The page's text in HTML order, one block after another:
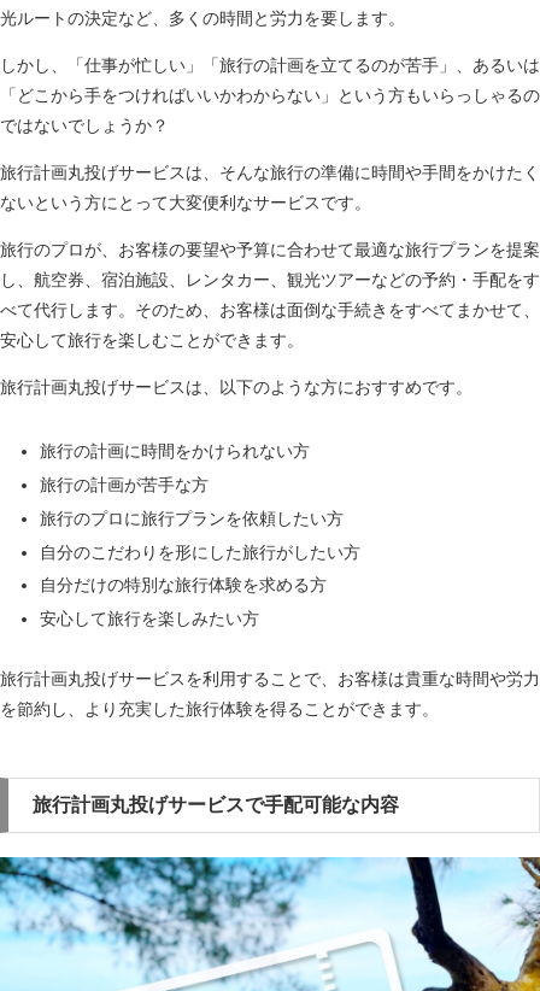
光ルートの決定など、多くの時間と労力を要します。
しかし、「仕事が忙しい」「旅行の計画を立てるのが苦手」、あるいは
「どこから手をつければいいかわからない」という方もいらっしゃるの
ではないでしょうか？
旅行計画丸投げサービスは、そんな旅行の準備に時間や手間をかけたく
ないという方にとって大変便利なサービスです。
旅行のプロが、お客様の要望や予算に合わせて最適な旅行プランを提案
し、航空券、宿泊施設、レンタカー、観光ツアーなどの予約・手配をす
べて代行します。そのため、お客様は面倒な手続きをすべてまかせて、
安心して旅行を楽しむことができます。
旅行計画丸投げサービスは、以下のような方におすすめです。
旅行の計画に時間をかけられない方
旅行の計画が苦手な方
旅行のプロに旅行プランを依頼したい方
自分のこだわりを形にした旅行がしたい方
自分だけの特別な旅行体験を求める方
安心して旅行を楽しみたい方
旅行計画丸投げサービスを利用することで、お客様は貴重な時間や労力
を節約し、より充実した旅行体験を得ることができます。
旅行計画丸投げサービスで手配可能な内容